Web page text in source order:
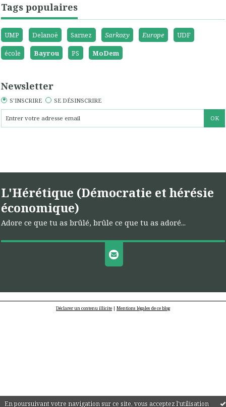
En poursuivant votre navigation sur ce site, vous acceptez l'utilisation
Tags populaires
UMP Delanoë Sarnez Sarkozy Europe
UDF
école
Bayrou PS MoDem
Newsletter
S'INSCRIRE SE DÉSINSCRIRE
L'Hérétique (Démocratie et hérésie
économique)
Adore ce que tu as brûlé, brûle ce que tu as adoré...
Déclarer un contenu illicite | Mentions légales de ce blog